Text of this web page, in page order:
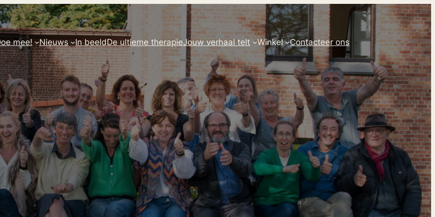
mee! Nieuws In beeldDe ultieme therapieJouw verhaal telt Winkel Contacteer ons